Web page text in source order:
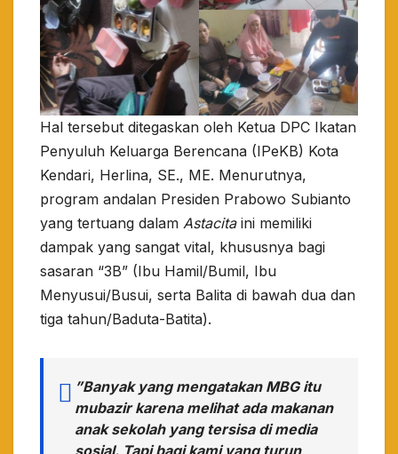
​Hal tersebut ditegaskan oleh Ketua DPC Ikatan
Penyuluh Keluarga Berencana (IPeKB) Kota
Kendari, Herlina, SE., ME. Menurutnya,
program andalan Presiden Prabowo Subianto
yang tertuang dalam Astacitaini memiliki
dampak yang sangat vital, khususnya bagi
sasaran “3B” (Ibu Hamil/Bumil, Ibu
Menyusui/Busui, serta Balita di bawah dua dan
tiga tahun/Baduta-Batita).
​”Banyak yang mengatakan MBG itu
mubazir karena melihat ada makanan
anak sekolah yang tersisa di media
sosial. Tapi bagi kami yang turun